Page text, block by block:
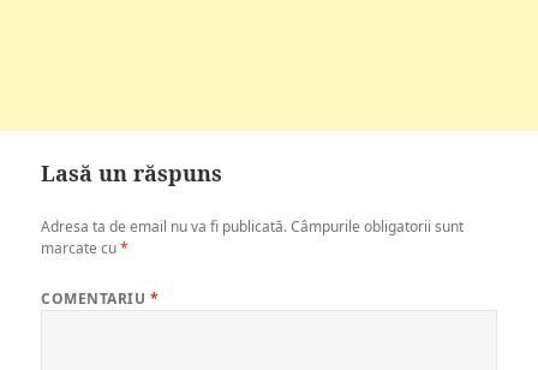
Lasă un răspuns
Adresa ta de email nu va fi publicată. Câmpurile obligatorii sunt
marcate cu*
COMENTARIU *